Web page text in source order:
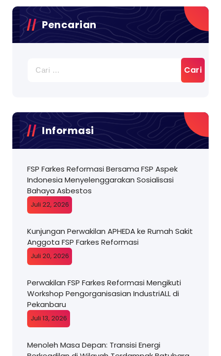
Pencarian
untuk:
Informasi
FSP Farkes Reformasi Bersama FSP Aspek
Indonesia Menyelenggarakan Sosialisasi
Bahaya Asbestos
Juli 22, 2026
Kunjungan Perwakilan APHEDA ke Rumah Sakit
Anggota FSP Farkes Reformasi
Juli 20, 2026
Perwakilan FSP Farkes Reformasi Mengikuti
Workshop Pengorganisasian IndustriALL di
Pekanbaru
Juli 13, 2026
Menoleh Masa Depan: Transisi Energi